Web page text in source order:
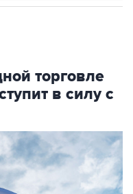
торговле
в силу с